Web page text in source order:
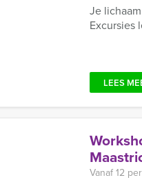
Je
Excursies
LEES
Vanaf 12